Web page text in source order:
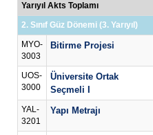
Yarıyıl Akts Toplamı
2. Sınıf Güz Dönemi (3. Yarıyıl)
MYO-
3003
Bitirme Projesi
UOS-
3000
Üniversite Ortak
Seçmeli I
YAL-
3201
Yapı Metrajı